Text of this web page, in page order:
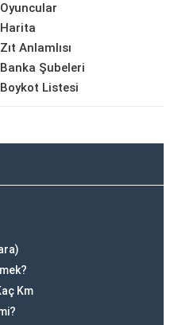
Oyuncular
Harita
Zıt Anlamlısı
Banka Şubeleri
Boykot Listesi
Km